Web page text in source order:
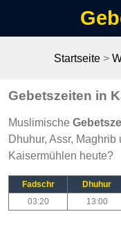
Startseite>
Gebetszeiten in
Muslimische
Dhuhur, Assr,
Kaisermühlen heute?
Fadschr Dhuhur
03:20
13:00